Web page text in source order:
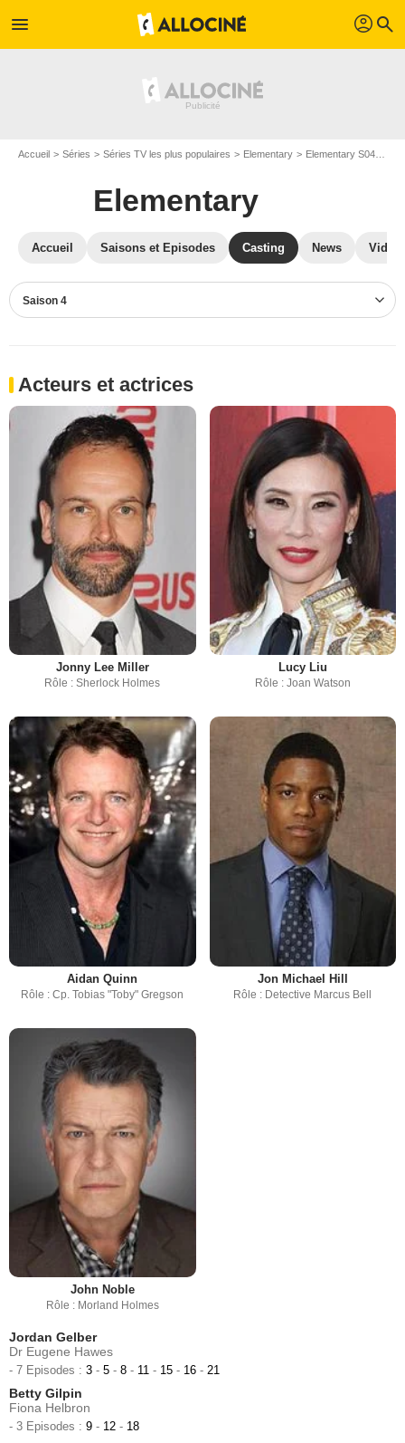
menu profil search
Accueil Séries Séries TV les plus populaires Elementary Elementary S04
Elementary
Accueil Saisons et Episodes Casting News
Saison 4
Acteurs et actrices
Jonny Lee Miller
Rôle : Sherlock Holmes
Lucy Liu
Rôle : Joan Watson
Aidan Quinn
Rôle : Cp. Tobias "Toby" Gregson
Jon Michael Hill
Rôle : Detective Marcus Bell
John Noble
Rôle : Morland Holmes
Jordan Gelber
Dr Eugene Hawes
- 7 Episodes : 3 - 5 - 8 - 11 - 15 - 16 - 21
Betty Gilpin
Fiona Helbron
- 3 Episodes : 9 - 12 - 18